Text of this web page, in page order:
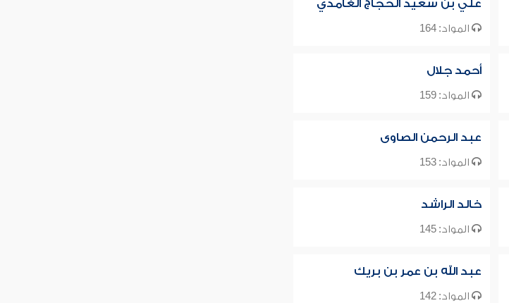
علي بن سعيد الحجاج الغامدي
المواد: 164
أحمد جلال
المواد: 159
عبد الرحمن الصاوى
المواد: 153
خالد الراشد
المواد: 145
عبد الله بن عمر بن بريك
المواد: 142